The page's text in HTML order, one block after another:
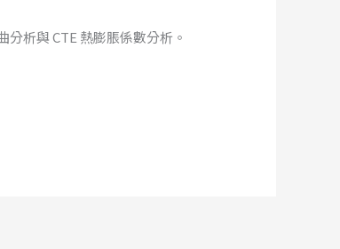
析與 CTE 熱膨脹係數分析。